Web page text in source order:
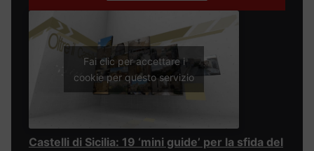
Fai clic per accettare i
cookie per questo servizio
Castelli di Sicilia: 19 ‘mini guide’ per la sfida del